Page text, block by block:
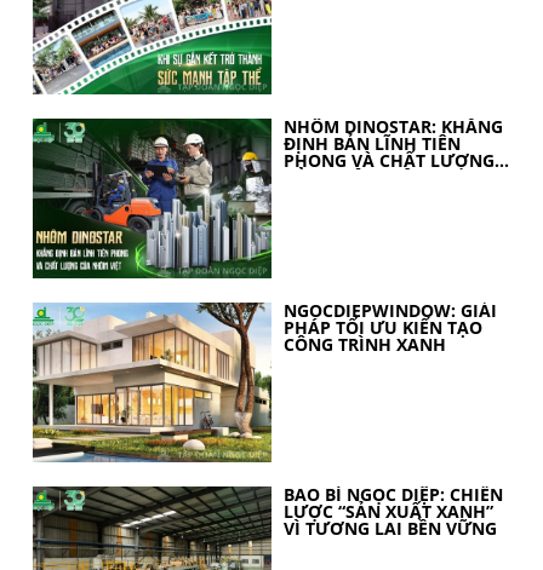
NHÔM DINOSTAR: KHẲNG
ĐỊNH BẢN LĨNH TIÊN
PHONG VÀ CHẤT LƯỢNG
NGOCDIEPWINDOW: GIẢI
PHÁP TỐI ƯU KIẾN TẠO
CÔNG TRÌNH XANH
BAO BÌ NGỌC DIỆP: CHIẾN
LƯỢC “SẢN XUẤT XANH”
VÌ TƯƠNG LAI BỀN VỮNG